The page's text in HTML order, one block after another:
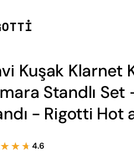
Kuşak Klarnet
Standlı
- Rigotti Hot
4.6